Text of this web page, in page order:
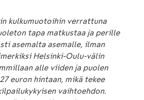
kulkumuotoihin verrattuna
tapa matkustaa ja perille
asemalta asemalle, ilman
Helsinki-Oulu-välin
alle viiden ja puolen
euron hintaan, mikä tekee
vaihtoehdon.